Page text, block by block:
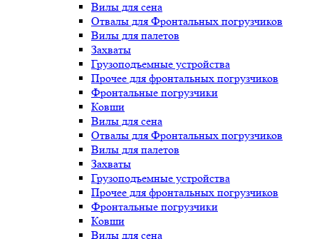
Вилы для сена
Отвалы для Фронтальных погрузчиков
Вилы для палетов
Захваты
Грузоподъемные устройства
Прочее для фронтальных погрузчиков
Фронтальные погрузчики
Ковши
Вилы для сена
Отвалы для Фронтальных погрузчиков
Вилы для палетов
Захваты
Грузоподъемные устройства
Прочее для фронтальных погрузчиков
Фронтальные погрузчики
Ковши
Вилы для сена